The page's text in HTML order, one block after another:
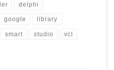
delphi
google library
smart studio vcl